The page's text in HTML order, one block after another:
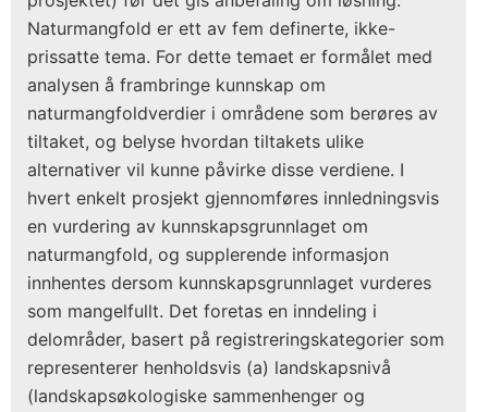
Naturmangfold er ett av fem definerte, ikke-
prissatte tema. For dette temaet er formålet med
analysen å frambringe kunnskap om
naturmangfoldverdier i områdene som berøres av
tiltaket, og belyse hvordan tiltakets ulike
alternativer vil kunne påvirke disse verdiene. I
hvert enkelt prosjekt gjennomføres innledningsvis
en vurdering av kunnskapsgrunnlaget om
naturmangfold, og supplerende informasjon
innhentes dersom kunnskapsgrunnlaget vurderes
som mangelfullt. Det foretas en inndeling i
delområder, basert på registreringskategorier som
representerer henholdsvis (a) landskapsnivå
(landskapsøkologiske sammenhenger og